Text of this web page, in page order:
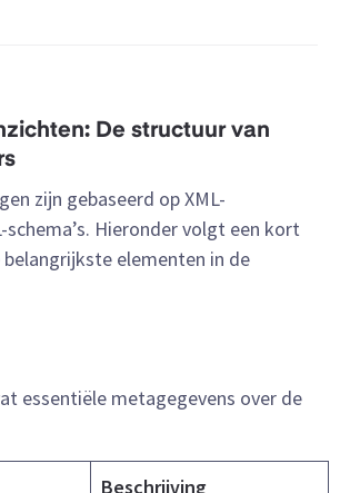
De structuur van
zijn gebaseerd op XML-
schema’s. Hieronder volgt een kort
elementen in de
essentiële metagegevens over de
Beschrijving